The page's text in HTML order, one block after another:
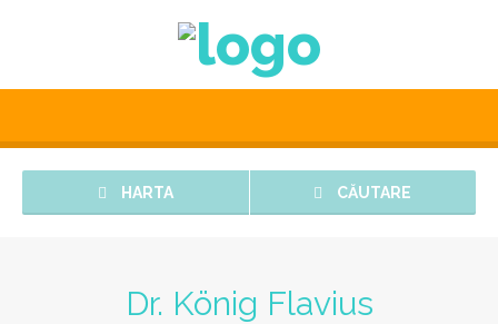
HARTA CĂUTARE
Dr. König Flavius